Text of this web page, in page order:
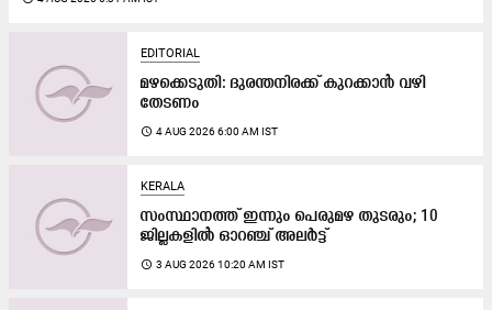
EDITORIAL
മഴക്കെടുതി: ദുരന്തനിരക്ക് കുറക്കാൻ വഴി
തേടണം
access_time 4 AUG 2026 6:00 AM IST
KERALA
സംസ്ഥാനത്ത് ഇന്നും പെരുമഴ തുടരും; 10
ജില്ലകളിൽ ഓറഞ്ച് അലർട്ട്
access_time 3 AUG 2026 10:20 AM IST